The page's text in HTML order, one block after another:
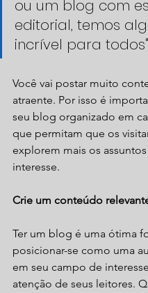
ou um blog com
editorial, temos
incrível para
Você vai postar muito
atraente. Por isso é
seu blog organizado em
que permitam que os
explorem mais os
interesse.
Crie um conteúdo
Ter um blog é uma ótima
posicionar-se como uma
em seu campo de
atenção de seus leitores.